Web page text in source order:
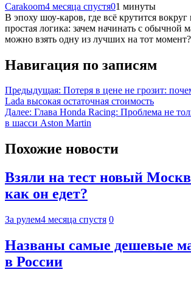
Carakoom4 месяца спустя01 минуты
В эпоху шоу-каров, где всё крутится
простая логика: зачем начинать с обычной
можно взять одну из лучших на тот момент?
Навигация по записям
Предыдущая: Потеря в цене не грозит:
Lada высокая остаточная стоимость
Далее: Глава Honda Racing: Проблема не
в шасси Aston Martin
Похожие новости
Взяли на тест новый
как он едет?
За рулем4 месяца спустя 0
Названы самые дешевые
в России